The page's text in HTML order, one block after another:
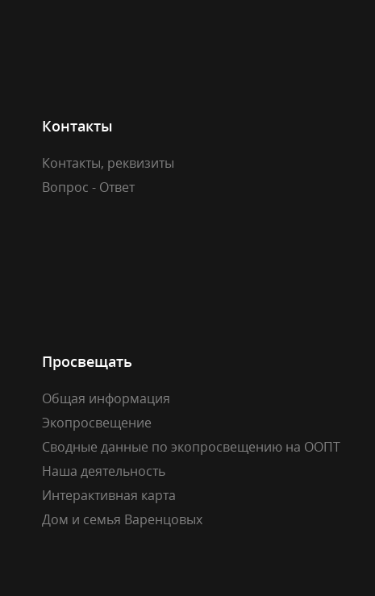
Контакты
Контакты, реквизиты
Вопрос - Ответ
Просвещать
Общая информация
Экопросвещение
Сводные данные по экопросвещению на ООПТ
Наша деятельность
Интерактивная карта
Дом и семья Варенцовых